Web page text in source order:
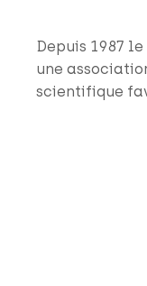
Depuis 1987
une
scientifique